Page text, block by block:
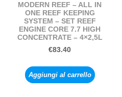
MODERN REEF – ALL IN
ONE REEF KEEPING
SYSTEM – SET REEF
ENGINE CORE 7.7 HIGH
CONCENTRATE – 4×2,5L
€83.40
Aggiungi al carrello